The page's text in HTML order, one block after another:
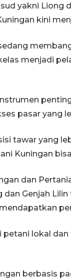
yakni Liong
kini
menjadi
pasar yang
tawar yang
Kuningan
dan
Genjah
lokal
berbasis